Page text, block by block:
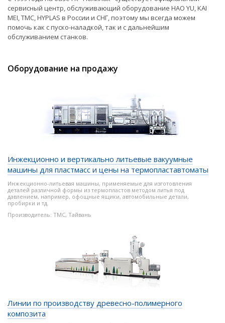
сервисный центр, обслуживающий оборудование HAO YU, KAI
MEI, TMC, HYPLAS в России и СНГ, поэтому мы всегда можем
помочь как с пуско-наладкой, так и с дальнейшим
обслуживанием станков.
Оборудование на продажу
Инжекционно и вертикально литьевые вакуумные
машины для пластмасс и цены на термопластавтоматы
Инжекционно-литьевая машины, применяемые для изготовления
деталей различной формы из термопластов методом литья под
давлением, например, офощные ящики, автомобильные детали,
пробирки и тд.
Производитель: TMC, Тайвань
Линии по производству древесно-полимерного
композита